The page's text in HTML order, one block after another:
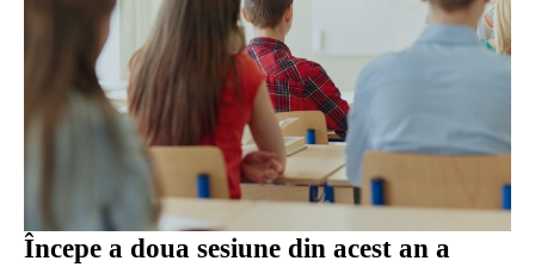
Începe a doua sesiune din acest an a